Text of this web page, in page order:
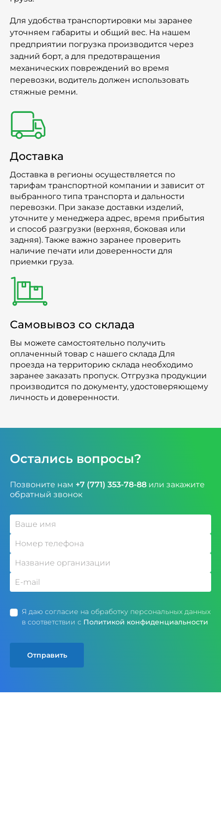
Для удобства транспортировки мы заранее
уточняем габариты и общий вес. На нашем
предприятии погрузка производится через
задний борт, а для предотвращения
механических повреждений во время
перевозки, водитель должен использовать
стяжные ремни.
Доставка
Доставка в регионы осуществляется по
тарифам транспортной компании и зависит от
выбранного типа транспорта и дальности
перевозки. При заказе доставки изделий,
уточните у менеджера адрес, время прибытия
и способ разгрузки (верхняя, боковая или
задняя). Также важно заранее проверить
наличие печати или доверенности для
приемки груза.
Самовывоз со склада
Вы можете самостоятельно получить
оплаченный товар с нашего склада Для
проезда на территорию склада необходимо
заранее заказать пропуск. Отгрузка продукции
производится по документу, удостоверяющему
личность и доверенности.
Остались вопросы?
Позвоните нам +7 (771) 353-78-88 или закажите
обратный звонок
Я даю согласие на обработку персональных данных
в соответствии с Политикой конфиденциальности
Отправить